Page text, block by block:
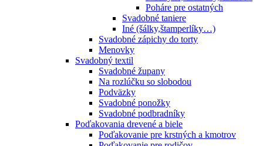
Poháre pre ostatných
Svadobné taniere
Iné (šálky,štamperlíky…)
Svadobné zápichy do torty
Menovky
Svadobný textil
Svadobné župany
Na rozlúčku so slobodou
Podväzky
Svadobné ponožky
Svadobné podbradníky
Poďakovania drevené a biele
Poďakovanie pre krstných a kmotrov